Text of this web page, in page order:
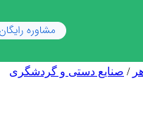
/ صنایع دستی و گردشگری